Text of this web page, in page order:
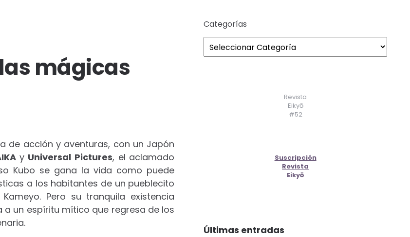
mágicas
de acción y aventuras, con un Japón
y Universal Pictures, el aclamado
Kubo se gana la vida como puede
a los habitantes de un pueblecito
Pero su tranquila existencia
un espíritu mítico que regresa de los
Categorías
Revista
Eikyō
#52
Suscripción
Revista
Eikyō
Últimas entradas